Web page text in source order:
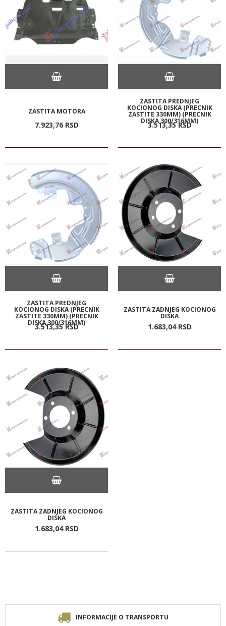
ZASTITA MOTORA
7.923,76 RSD
ZASTITA PREDNJEG
KOCIONOG DISKA (PRECNIK
ZASTITE 330MM) (PRECNIK
DISKA 300/316MM)
3.513,35 RSD
ZASTITA PREDNJEG
KOCIONOG DISKA (PRECNIK
ZASTITE 330MM) (PRECNIK
DISKA 300/316MM)
3.513,35 RSD
ZASTITA ZADNJEG KOCIONOG
DISKA
1.683,04 RSD
ZASTITA ZADNJEG KOCIONOG
DISKA
1.683,04 RSD
INFORMACIJE O TRANSPORTU